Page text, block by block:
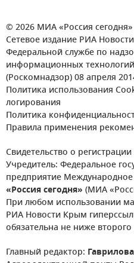
© 2026 МИА «Россия сегодня»
Сетевое издание РИА
Федеральной службе по
информационных
(Роскомнадзор) 08 апреля
Политика использования
логирования
Политика
Правила применения
Свидетельство о
Учредитель: Федеральное
предприятие
«Россия сегодня» (МИА
При любом использовании
РИА Новости Крым
обязательна не ниже второго
Главный редактор: